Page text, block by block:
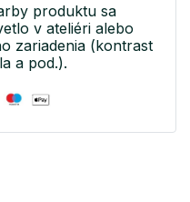
produktu sa
v ateliéri alebo
zariadenia (kontrast
a pod.).